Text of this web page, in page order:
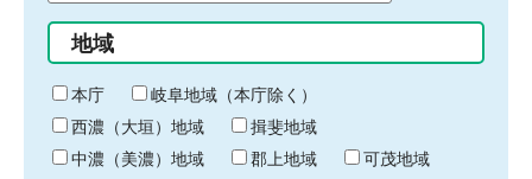
始
り
間
終
わ
り
地域
本庁
岐阜地域（本庁除く）
西濃（大垣）地域
揖斐地域
中濃（美濃）地域
郡上地域
可茂地域